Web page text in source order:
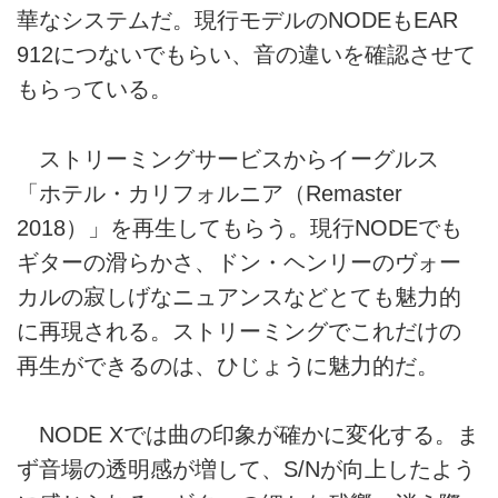
華なシステムだ。現行モデルのNODEもEAR
912につないでもらい、音の違いを確認させて
もらっている。
ストリーミングサービスからイーグルス
「ホテル・カリフォルニア（Remaster
2018）」を再生してもらう。現行NODEでも
ギターの滑らかさ、ドン・ヘンリーのヴォー
カルの寂しげなニュアンスなどとても魅力的
に再現される。ストリーミングでこれだけの
再生ができるのは、ひじょうに魅力的だ。
NODE Xでは曲の印象が確かに変化する。ま
ず音場の透明感が増して、S/Nが向上したよう